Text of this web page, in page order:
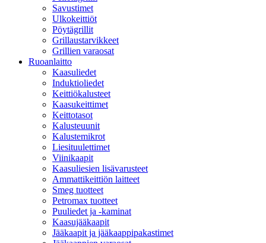
Savustimet
Ulkokeittiöt
Pöytägrillit
Grillaustarvikkeet
Grillien varaosat
Ruoanlaitto
Kaasuliedet
Induktioliedet
Keittiökalusteet
Kaasukeittimet
Keittotasot
Kalusteuunit
Kalustemikrot
Liesituulettimet
Viinikaapit
Kaasuliesien lisävarusteet
Ammattikeittiön laitteet
Smeg tuotteet
Petromax tuotteet
Puuliedet ja -kaminat
Kaasujääkaapit
Jääkaapit ja jääkaappipakastimet